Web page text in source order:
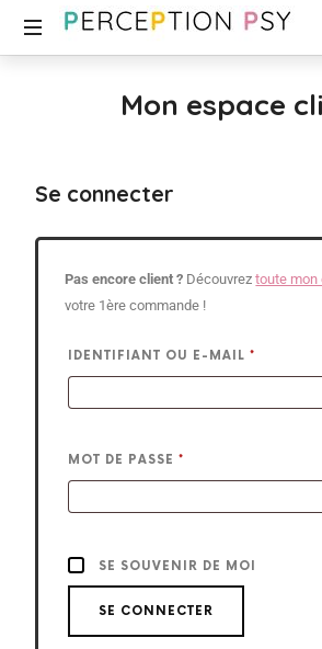
Mon espace
Se connecter
Pas encore client ? Découvreztoute
votre 1ère commande !
IDENTIFIANT OU E-MAIL*
MOT DE PASSE*
SE SOUVENIR DE MOI
SE CONNECTER